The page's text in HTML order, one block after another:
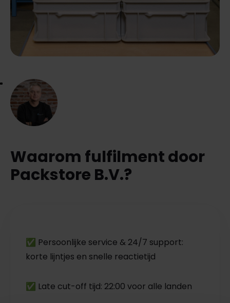
Waarom fulfilment door
Packstore B.V.?
✅ Persoonlijke service & 24/7 support:
korte lijntjes en snelle reactietijd
✅ Late cut-off tijd: 22:00 voor alle landen